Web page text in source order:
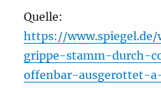
Quelle:
https://
grippe-stamm-durch-
offenbar-ausgerottet-